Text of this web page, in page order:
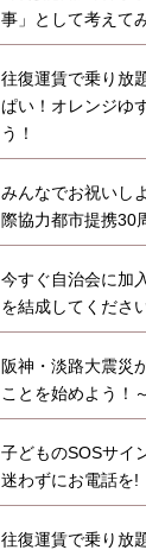
事」として考えて
往復運賃で乗り放
ぱい！オレンジゆ
う！
みんなでお祝いし
際協力都市提携30
今すぐ自治会に加
を結成してくださ
阪神・淡路大震
ことを始めよう！～
子どものSOSサイ
迷わずにお電話を!
往復運賃で乗り放